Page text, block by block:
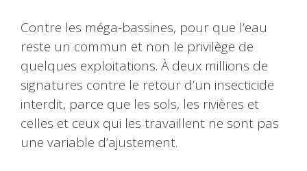
Contre les méga-bassines, pour que l’eau
reste un commun et non le privilège de
quelques exploitations. À deux millions de
signatures contre le retour d’un insecticide
interdit, parce que les sols, les rivières et
celles et ceux qui les travaillent ne sont pas
une variable d’ajustement.